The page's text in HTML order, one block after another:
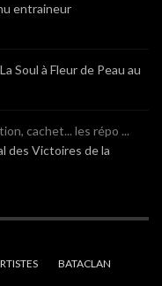
entraineur
Soul à Fleur de Peau au
cachet... les répo ...
des Victoires de la
BATACLAN